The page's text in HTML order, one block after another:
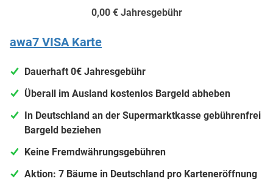
0,00 € Jahresgebühr
awa7 VISA Karte
Dauerhaft 0€ Jahresgebühr
Überall im Ausland kostenlos Bargeld abheben
In Deutschland an der Supermarktkasse gebührenfrei
Bargeld beziehen
Keine Fremdwährungsgebühren
Aktion: 7 Bäume in Deutschland pro Karteneröffnung